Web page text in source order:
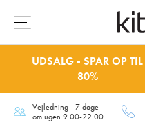
UDSALG - SPAR OP TIL
80%
Vejledning - 7 dage
om ugen 9.00-22.00